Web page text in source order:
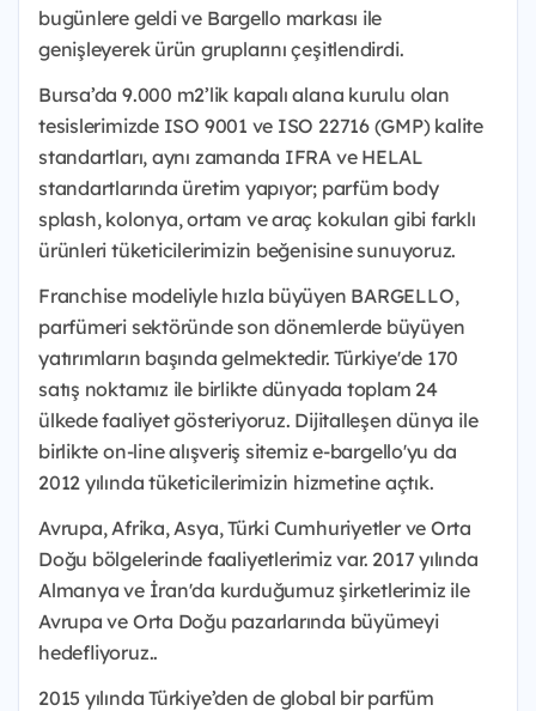
bugünlere geldi ve Bargello markası ile
genişleyerek ürün gruplarını çeşitlendirdi.
Bursa’da 9.000 m2’lik kapalı alana kurulu olan
tesislerimizde ISO 9001 ve ISO 22716 (GMP) kalite
standartları, aynı zamanda IFRA ve HELAL
standartlarında üretim yapıyor; parfüm body
splash, kolonya, ortam ve araç kokuları gibi farklı
ürünleri tüketicilerimizin beğenisine sunuyoruz.
Franchise modeliyle hızla büyüyen BARGELLO,
parfümeri sektöründe son dönemlerde büyüyen
yatırımların başında gelmektedir. Türkiye'de 170
satış noktamız ile birlikte dünyada toplam 24
ülkede faaliyet gösteriyoruz. Dijitalleşen dünya ile
birlikte on-line alışveriş sitemiz e-bargello'yu da
2012 yılında tüketicilerimizin hizmetine açtık.
Avrupa, Afrika, Asya, Türki Cumhuriyetler ve Orta
Doğu bölgelerinde faaliyetlerimiz var. 2017 yılında
Almanya ve İran'da kurduğumuz şirketlerimiz ile
Avrupa ve Orta Doğu pazarlarında büyümeyi
hedefliyoruz..
2015 yılında Türkiye’den de global bir parfüm